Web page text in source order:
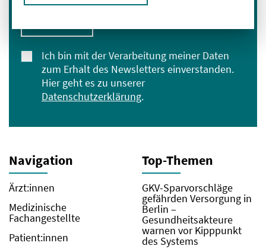
Ich bin mit der Verarbeitung meiner Daten
zum Erhalt des Newsletters einverstanden.
Hier geht es zu unserer
Datenschutzerklärung.
Navigation
Ärzt:innen
Medizinische
Fachangestellte
Patient:innen
Top-Themen
GKV-Sparvorschläge
gefährden Versorgung in
Berlin –
Gesundheitsakteure
warnen vor Kipppunkt
des Systems